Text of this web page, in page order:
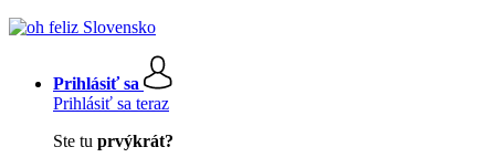
Prihlásiť sa
Prihlásiť sa teraz
Ste tu prvýkrát?